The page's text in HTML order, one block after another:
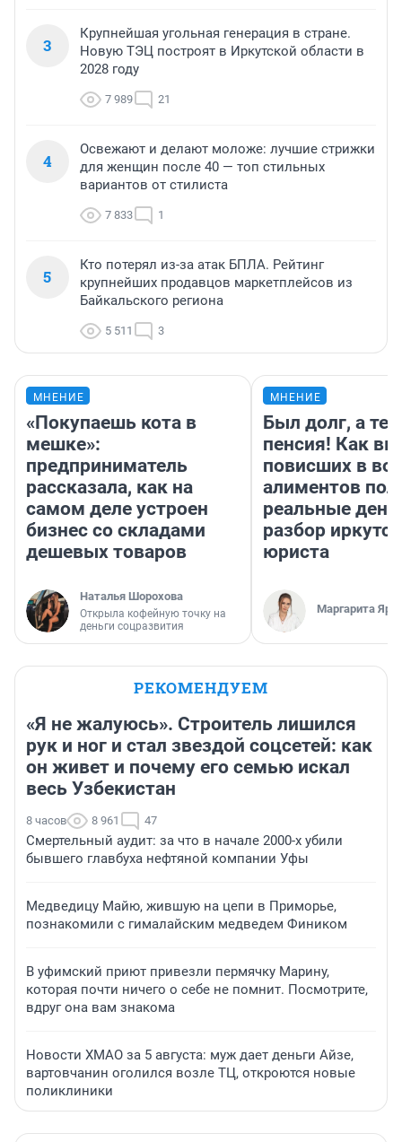
3
Крупнейшая угольная генерация в стране.
Новую ТЭЦ построят в Иркутской области в
2028 году
7 989 21
4
Освежают и делают моложе: лучшие стрижки
для женщин после 40 — топ стильных
вариантов от стилиста
7 833 1
5
Кто потерял из-за атак БПЛА. Рейтинг
крупнейших продавцов маркетплейсов из
Байкальского региона
5 511 3
МНЕНИЕ
«Покупаешь кота в
мешке»:
предприниматель
рассказала, как на
самом деле устроен
бизнес со складами
дешевых товаров
Наталья Шорохова
Открыла кофейную точку на
деньги соцразвития
МНЕНИЕ
Был долг, а
пенсия! Как
повисших в
алиментов
реальные
разбор
юриста
Маргарита
РЕКОМЕНДУЕМ
«Я не жалуюсь». Строитель лишился
рук и ног и стал звездой соцсетей: как
он живет и почему его семью искал
весь Узбекистан
8 часов 8 961 47
Смертельный аудит: за что в начале 2000-х убили
бывшего главбуха нефтяной компании Уфы
Медведицу Майю, жившую на цепи в Приморье,
познакомили с гималайским медведем Фиником
В уфимский приют привезли пермячку Марину,
которая почти ничего о себе не помнит. Посмотрите,
вдруг она вам знакома
Новости ХМАО за 5 августа: муж дает деньги Айзе,
вартовчанин оголился возле ТЦ, откроются новые
поликлиники